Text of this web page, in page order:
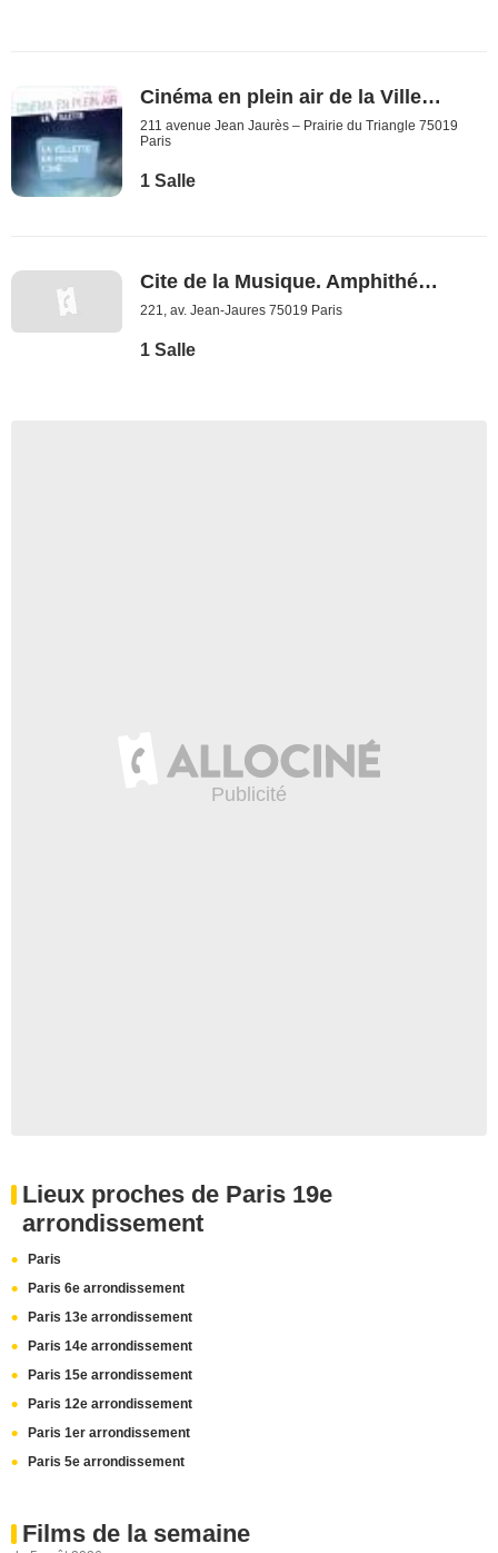
Cinéma en plein air de la Villette
211 avenue Jean Jaurès – Prairie du Triangle 75019
Paris
1 Salle
Cite de la Musique. Amphithéâtre du Musee
221, av. Jean-Jaures 75019 Paris
1 Salle
Lieux proches de Paris 19e
arrondissement
Paris
Paris 6e arrondissement
Paris 13e arrondissement
Paris 14e arrondissement
Paris 15e arrondissement
Paris 12e arrondissement
Paris 1er arrondissement
Paris 5e arrondissement
Films de la semaine